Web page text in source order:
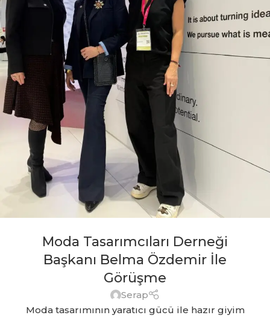
Moda Tasarımcıları Derneği
Başkanı Belma Özdemir İle
Görüşme
Serap
Moda tasarımının yaratıcı gücü ile hazır giyim